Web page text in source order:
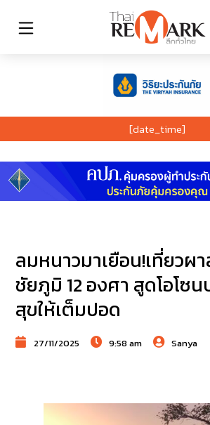
[date_time]
ลมหนาวมาเยือน!เที่ยวผ
ชัยภูมิ 12 องศา สูดโอโซ
สุขให้เต็มปอด
27/11/2025 9:58 am Sanya